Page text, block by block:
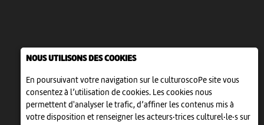
NOUS UTILISONS DES COOKIES
En poursuivant votre navigation sur le culturoscoPe site vous
consentez à l’utilisation de cookies. Les cookies nous
permettent d'analyser le trafic, d’affiner les contenus mis à
votre disposition et renseigner les acteurs·trices culturel·le·s sur